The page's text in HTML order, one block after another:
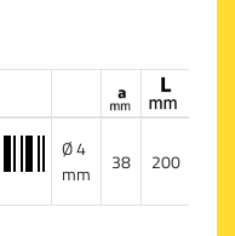
Ø 4
mm
38 200